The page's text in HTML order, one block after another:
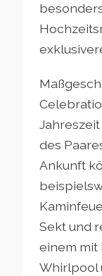
des
Ankunft
Sekt und
einem
Whirlpool